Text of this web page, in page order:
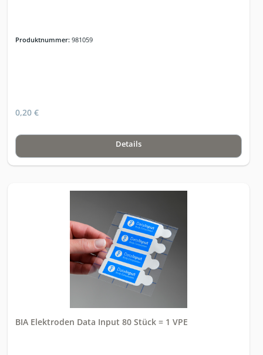
Produktnummer: 981059
0,20 €
Details
BIA Elektroden Data Input 80 Stück = 1 VPE